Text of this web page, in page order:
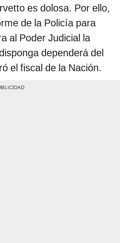
es dolosa. Por ello,
de la Policía para
al Poder Judicial la
dependerá del
el fiscal de la Nación.